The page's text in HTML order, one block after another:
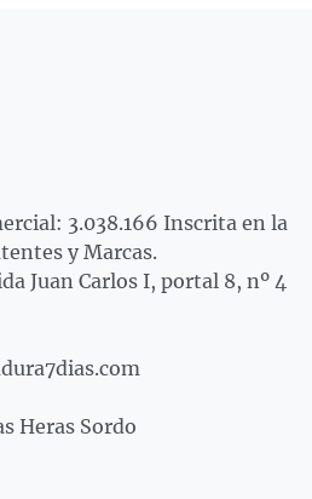
3.038.166 Inscrita en la
y Marcas.
Juan Carlos I, portal 8, nº 4
Heras Sordo